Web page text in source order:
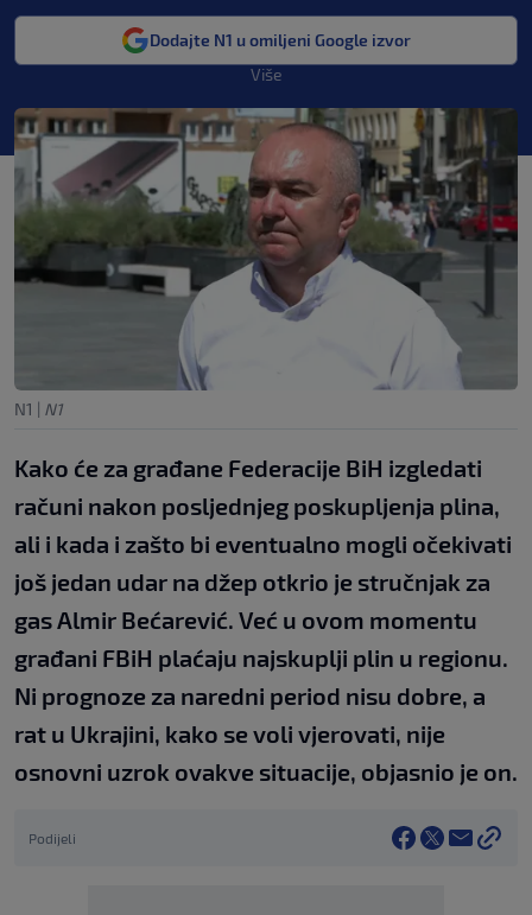
Dodajte N1 u omiljeni Google izvor
Više
N1 | N1
Kako će za građane Federacije BiH izgledati
računi nakon posljednjeg poskupljenja plina,
ali i kada i zašto bi eventualno mogli očekivati
još jedan udar na džep otkrio je stručnjak za
gas Almir Bećarević. Već u ovom momentu
građani FBiH plaćaju najskuplji plin u regionu.
Ni prognoze za naredni period nisu dobre, a
rat u Ukrajini, kako se voli vjerovati, nije
osnovni uzrok ovakve situacije, objasnio je on.
Podijeli